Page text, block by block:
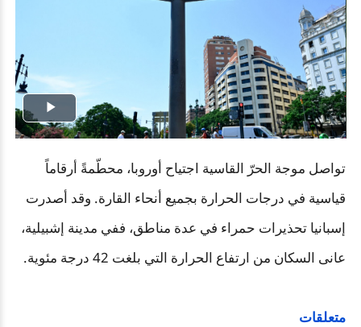
Play
تواصل موجة الحرّ القاسية اجتياح أوروبا، محطّمةً أرقاماً
قياسية في درجات الحرارة بجميع أنحاء القارة. وقد أصدرت
إسبانيا تحذيرات حمراء في عدة مناطق، ففي مدينة إشبيلية،
عانى السكان من ارتفاع الحرارة التي بلغت 42 درجة مئوية.
متعلقات